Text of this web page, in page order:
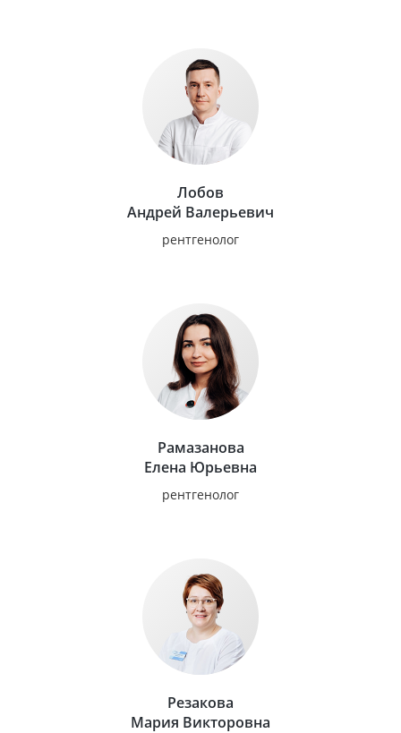
Лобов
Андрей Валерьевич
рентгенолог
Рамазанова
Елена Юрьевна
рентгенолог
Резакова
Мария Викторовна